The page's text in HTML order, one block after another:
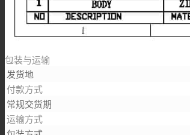
包装与运输
发货地
付款方式
常规交货期
运输方式